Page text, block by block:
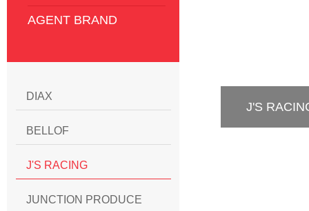
AGENT BRAND
DIAX
BELLOF
J'S RACING
JUNCTION PRODUCE
J'S